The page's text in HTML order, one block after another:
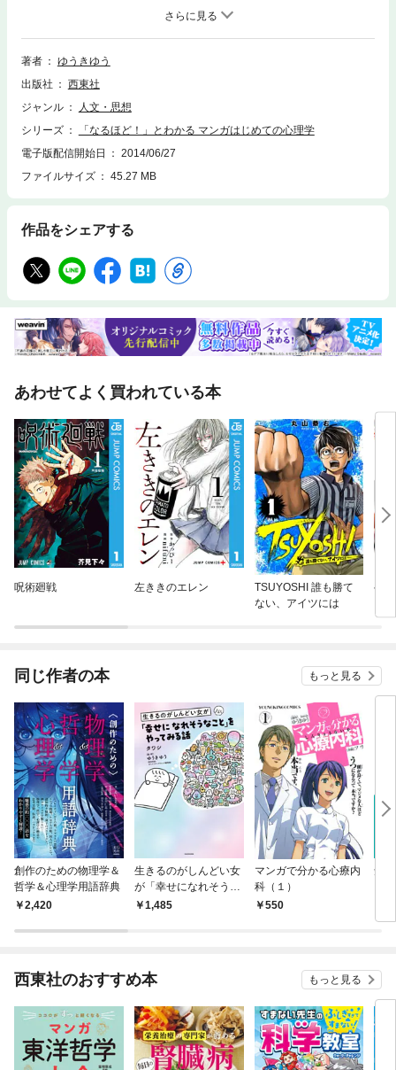
ト、検索、辞書の参照、引用などの機能が使用できません。「ココロ」の
ことが気になるあなたに１番わかりやすい入門書！！ 人間関係、恋愛、
仕事、そして自分自身まで、導入にマンガを入れて「あるある」を紹介。
それを図表をつかって丁寧に解説しました。「ホンネ」がズバリわかりま
【心理学って何？】心理学はさまざまなシーンで役立ちます！ 【心理学っ
て何？】心理学の歴史はまだまだ短い本書の見方PART1 日常行動のナゾ
PART4 職場で役立つ心理学PART5 自分のココロがよくわかる★ココロ
がわかる！ 心理テスト★さくいん＜電子書籍について＞※本電子書籍は同
VDはついておりません。※本文に記載されている内容は、印刷出版当時の
刷出版とは異なる表記・表現の場合があります。株式会社西東社／seitosh
著者
ゆうきゆう
出版社
西東社
ジャンル
人文・思想
シリーズ
「なるほど！」とわかる マンガはじめての心理学
電子版配信開始日
2014/06/27
ファイルサイズ
45.27 MB
作品をシェアする
あわせてよく買われている本
呪術廻戦 左ききのエレン
TSUYOSHI 誰も勝て
ない、アイツには
ヘ
同じ作者の本 もっと見る
創作のための物理学＆
哲学＆心理学用語辞典
2,420
生きるのがしんどい女
が「幸せになれそうな
こと」をやってみる話
1,485
マンガで分かる心療内
科（１）
550
知
西東社のおすすめ本 もっと見る